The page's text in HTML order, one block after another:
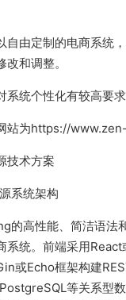
自由定制的电商系统
和调整。
系统个性化有较高要求
站为https://
技术方案
系统架构
的高性能、简洁语法
系统。前端采用
或Echo框架构建
等关系型